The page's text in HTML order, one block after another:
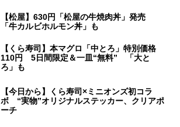
【松屋】630円「松屋の牛焼肉丼」発売
「牛カルビホルモン丼」も
【くら寿司】本マグロ「中とろ」特別価格
110円 5日間限定＆一皿“無料” 「大と
ろ」も
【今日から】くら寿司×ミニオンズ初コラ
ボ “実物”オリジナルステッカー、クリアポ
ーチ